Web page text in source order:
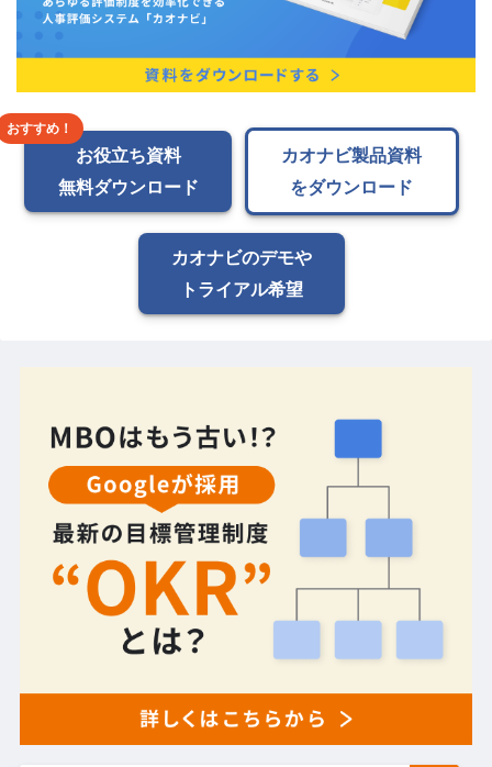
お役立ち資料
無料ダウンロード
カオナビ製品資料
をダウンロード
カオナビのデモや
トライアル希望